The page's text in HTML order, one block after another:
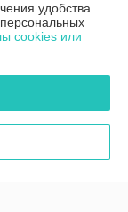
удобства
cookies или